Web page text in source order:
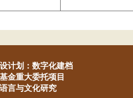
计划：数字化建档
金重大委托项目
言与文化研究